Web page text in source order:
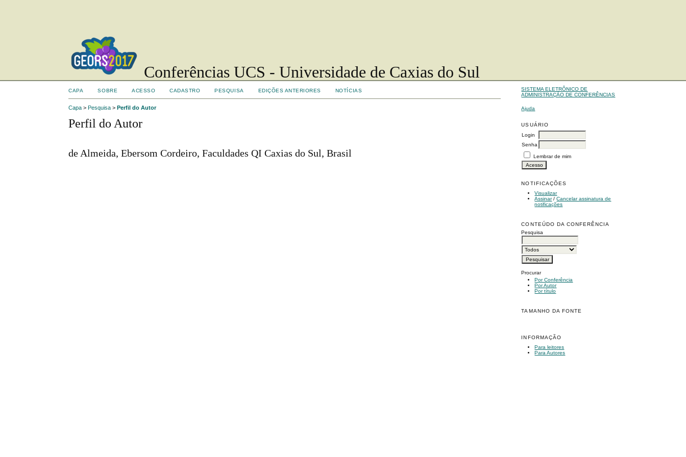
Conferências UCS - Universidade de Caxias do Sul
SISTEMA ELETRÔNICO DE
ADMINISTRAÇÃO DE CONFERÊNCIAS
Ajuda
USUÁRIO
Login
Senha
Lembrar de mim
NOTIFICAÇÕES
Visualizar
Assinar/Cancelar assinatura de
notificações
CONTEÚDO DA CONFERÊNCIA
Pesquisa
Procurar
Por Conferência
Por Autor
Por título
TAMANHO DA FONTE
INFORMAÇÃO
Para leitores
Para Autores
CAPA SOBRE ACESSO CADASTRO PESQUISA EDIÇÕES ANTERIORES NOTÍCIAS
Capa >Pesquisa >Perfil do Autor
Perfil do Autor
de Almeida, Ebersom Cordeiro, Faculdades QI Caxias do Sul, Brasil